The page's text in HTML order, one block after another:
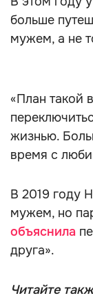
больше
мужем, а не
«План такой
жизнью.
время с
В 2019 году
мужем, но
объяснила
друга».
Читайте